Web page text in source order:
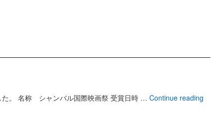
た。 名称 シャンバル国際映画祭 受賞日時 … Continue reading